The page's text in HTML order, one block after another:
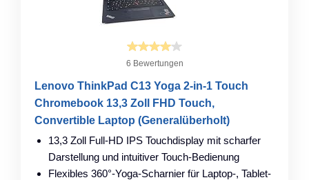
6 Bewertungen
Lenovo ThinkPad C13 Yoga 2-in-1 Touch
Chromebook 13,3 Zoll FHD Touch,
Convertible Laptop (Generalüberholt)
13,3 Zoll Full-HD IPS Touchdisplay mit scharfer
Darstellung und intuitiver Touch-Bedienung
Flexibles 360°-Yoga-Scharnier für Laptop-, Tablet-